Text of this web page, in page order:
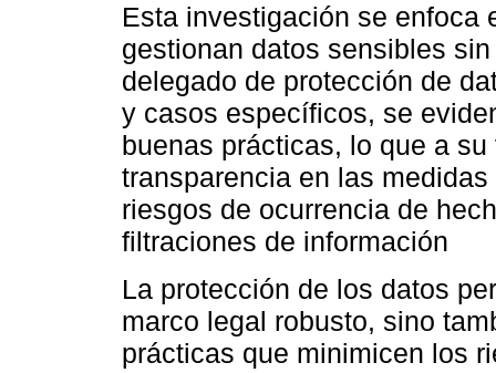
Esta investigación se enfoca
gestionan datos sensibles
delegado de protección de
y casos específicos, se
buenas prácticas, lo que a
transparencia en las
riesgos de ocurrencia de
filtraciones de información
La protección de los datos
marco legal robusto, sino
prácticas que minimicen los